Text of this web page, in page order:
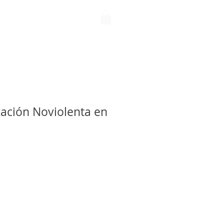
Noviolenta en